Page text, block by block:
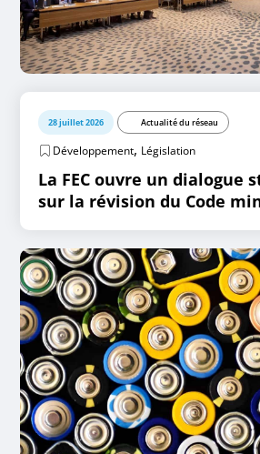
28 juillet 2026 Actualité du réseau
Développement, Législation
La FEC ouvre un dialogue
sur la révision du Code